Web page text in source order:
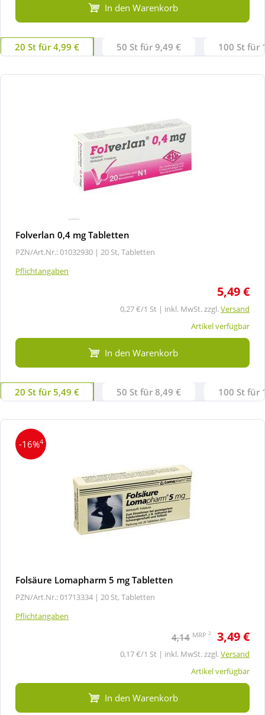
In den Warenkorb
20 St für 4,99 € 50 St für 9,49 € 100 St für
Folverlan 0,4 mg Tabletten
PZN/Art.Nr.: 01032930 | 20 St, Tabletten
Pflichtangaben
5,49 €
0,27 €/1 St | inkl. MwSt. zzgl.Versand
Artikel verfügbar
In den Warenkorb
20 St für 5,49 € 50 St für 8,49 € 100 St für
-16%4
Folsäure Lomapharm 5 mg Tabletten
PZN/Art.Nr.: 01713334 | 20 St, Tabletten
Pflichtangaben
4,14 MRP 2 3,49 €
0,17 €/1 St | inkl. MwSt. zzgl.Versand
Artikel verfügbar
In den Warenkorb